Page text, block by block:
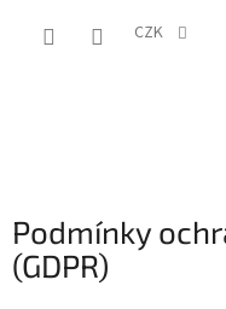
CZK
Podmínky
(GDPR)